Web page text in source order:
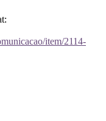
item/2114-